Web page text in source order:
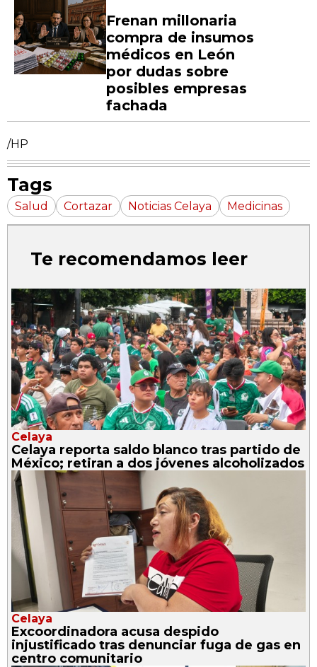
Frenan millonaria
compra de insumos
médicos en León
por dudas sobre
posibles empresas
fachada
/HP
Tags
Salud Cortazar Noticias Celaya Medicinas
Te recomendamos leer
Celaya
Celaya reporta saldo blanco tras partido de
México; retiran a dos jóvenes alcoholizados
Celaya
Excoordinadora acusa despido
injustificado tras denunciar fuga de gas en
centro comunitario